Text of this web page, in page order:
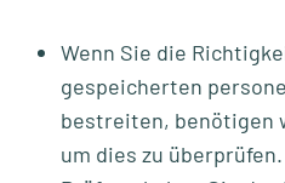
Wenn Sie die
gespeicherten
bestreiten, benötigen
um dies zu